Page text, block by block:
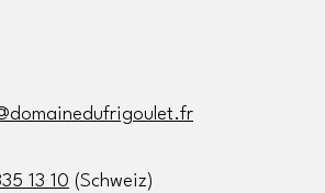
13 10 (Schweiz)